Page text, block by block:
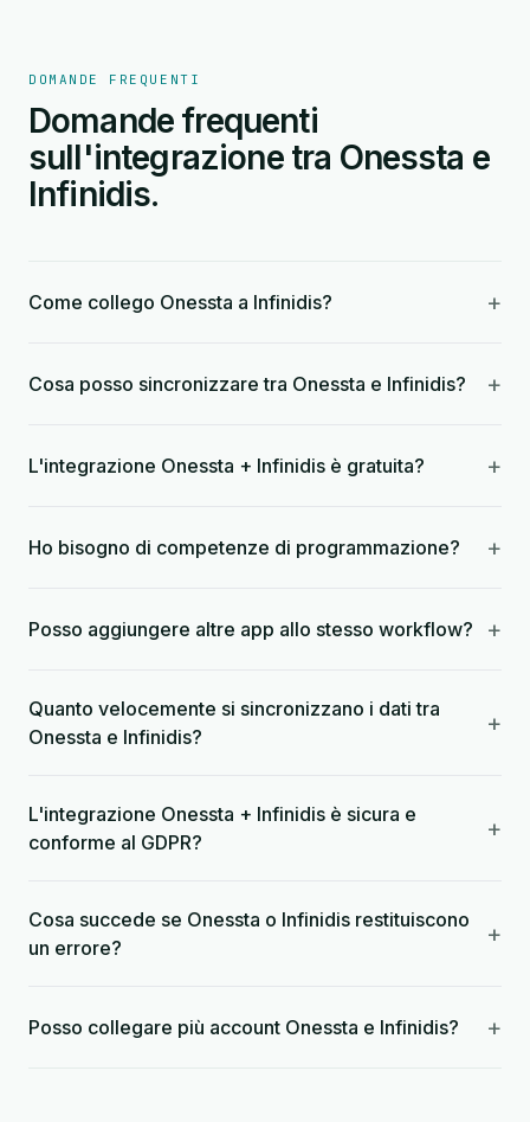
DOMANDE FREQUENTI
Domande frequenti
sull'integrazione tra Onessta e
Infinidis.
Come collego Onessta a Infinidis? +
Cosa posso sincronizzare tra Onessta e Infinidis? +
L'integrazione Onessta + Infinidis è gratuita? +
Ho bisogno di competenze di programmazione? +
Posso aggiungere altre app allo stesso workflow? +
Quanto velocemente si sincronizzano i dati tra
Onessta e Infinidis?
+
L'integrazione Onessta + Infinidis è sicura e
conforme al GDPR?
+
Cosa succede se Onessta o Infinidis restituiscono
un errore?
+
Posso collegare più account Onessta e Infinidis? +